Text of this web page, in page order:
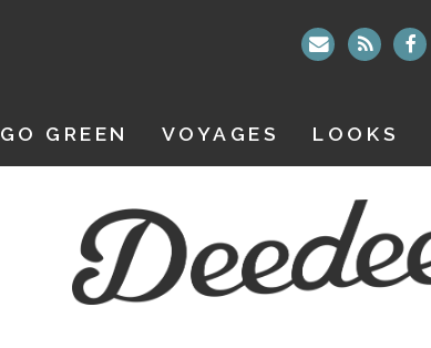
GO GREEN VOYAGES LOOKS